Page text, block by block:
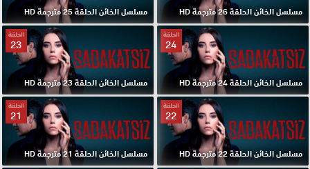
مسلسل الخائن الحلقة 26 مترجمة HD مسلسل الخائن الحلقة 25 مترجمة HD
الحلقة
24
مسلسل الخائن الحلقة 24 مترجمة HD
الحلقة
23
مسلسل الخائن الحلقة 23 مترجمة HD
الحلقة
22
مسلسل الخائن الحلقة 22 مترجمة HD
الحلقة
21
مسلسل الخائن الحلقة 21 مترجمة HD